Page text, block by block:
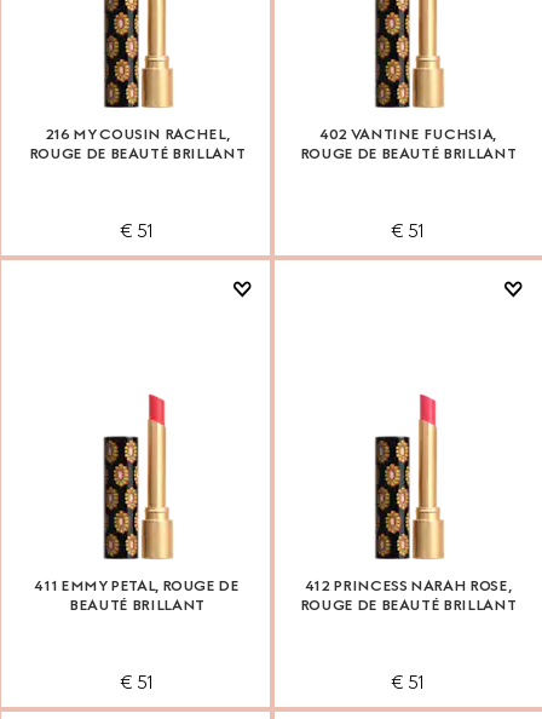
216 MY COUSIN RACHEL,
ROUGE DE BEAUTÉ BRILLANT
€ 51
402 VANTINE FUCHSIA,
ROUGE DE BEAUTÉ BRILLANT
€ 51
411 EMMY PETAL, ROUGE DE
BEAUTÉ BRILLANT
€ 51
412 PRINCESS NARAH ROSE,
ROUGE DE BEAUTÉ BRILLANT
€ 51